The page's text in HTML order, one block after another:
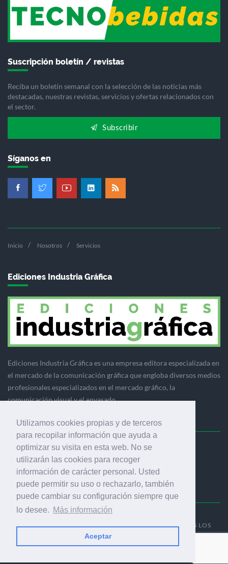
Utilizamos cookies propias y de terceros
para recopilar información que ayuda a
optimizar su visita en esta web. No se
utilizarán las cookies para recoger
información de carácter personal. Usted
puede permitir su uso o rechazarlo, también
puede cambiar su configuración siempre que
lo desee. Más información
Aceptar
Suscripción boletín / revistas
Reciba un boletín semanal con la selección de las noticias más
destacadas, nuestras revistas, servicios y ofertas relacionados con
el sector.
Subscribir
Síganos en
Inicio Nosotros Servicios
Ediciones Industria Gráfica
Ediciones Industria Gráfica es una empresa editora especializada en
el mercado de la comunicación gráfica que engloba diversos medios
profesionales especializados en el mercado gráfico, la
comunicación visual y el envasado.
Ediciones Industria Gráfica, S.C.P.
Calle Fluvià 257, bajos, 08020 Barcelona (España)
© 2001-2026 EDICIONES INDUSTRIA GRÁFICA - TODOS LOS
DERECHOS RESERVADOS
AVISO LEGAL|POLÍTICA DE PRIVACIDAD